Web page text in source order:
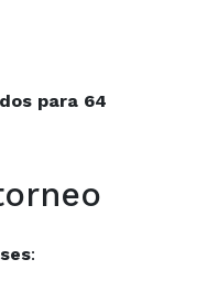
para 64
: